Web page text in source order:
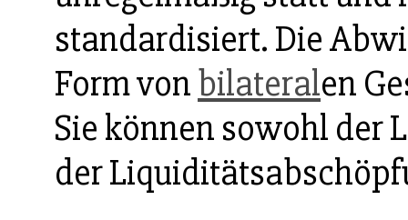
standardisiert. Die
Form vonbilateralen
Sie können sowohl der
der